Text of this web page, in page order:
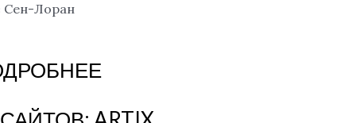
Сен-Лоран